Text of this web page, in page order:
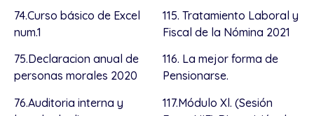
74.Curso básico de Excel
num.1
75.Declaracion anual de
personas morales 2020
76.Auditoria interna y
115. Tratamiento Laboral y
Fiscal de la Nómina 2021
116. La mejor forma de
Pensionarse.
117.Módulo Xl. (Sesión